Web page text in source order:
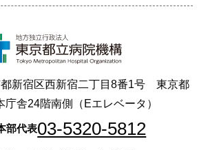
新宿区西新宿二丁目8番1号 東京都
舎24階南側（Eエレベータ）
部代表03-5320-5812